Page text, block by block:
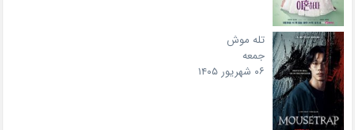
تله موش
جمعه
۰۶ شهریور ۱۴۰۵